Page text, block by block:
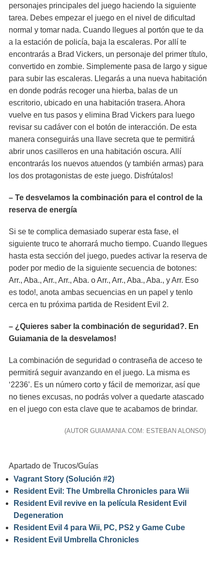
personajes principales del juego haciendo la siguiente
tarea. Debes empezar el juego en el nivel de dificultad
normal y tomar nada. Cuando llegues al portón que te da
a la estación de policía, baja la escaleras. Por allí te
encontrarás a Brad Vickers, un personaje del primer título,
convertido en zombie. Simplemente pasa de largo y sigue
para subir las escaleras. Llegarás a una nueva habitación
en donde podrás recoger una hierba, balas de un
escritorio, ubicado en una habitación trasera. Ahora
vuelve en tus pasos y elimina Brad Vickers para luego
revisar su cadáver con el botón de interacción. De esta
manera conseguirás una llave secreta que te permitirá
abrir unos casilleros en una habitación oscura. Allí
encontrarás los nuevos atuendos (y también armas) para
los dos protagonistas de este juego. Disfrútalos!
– Te desvelamos la combinación para el control de la
reserva de energía
Si se te complica demasiado superar esta fase, el
siguiente truco te ahorrará mucho tiempo. Cuando llegues
hasta esta sección del juego, puedes activar la reserva de
poder por medio de la siguiente secuencia de botones:
Arr., Aba., Arr., Arr., Aba. o Arr., Arr., Aba., Aba., y Arr. Eso
es todo!, anota ambas secuencias en un papel y tenlo
cerca en tu próxima partida de Resident Evil 2.
– ¿Quieres saber la combinación de seguridad?. En
Guiamania de la desvelamos!
La combinación de seguridad o contraseña de acceso te
permitirá seguir avanzando en el juego. La misma es
‘2236’. Es un número corto y fácil de memorizar, así que
no tienes excusas, no podrás volver a quedarte atascado
en el juego con esta clave que te acabamos de brindar.
(AUTOR GUIAMANIA.COM: ESTEBAN ALONSO)
Apartado de Trucos/Guías
Vagrant Story (Solución #2)
Resident Evil: The Umbrella Chronicles para Wii
Resident Evil revive en la película Resident Evil
Degeneration
Resident Evil 4 para Wii, PC, PS2 y Game Cube
Resident Evil Umbrella Chronicles